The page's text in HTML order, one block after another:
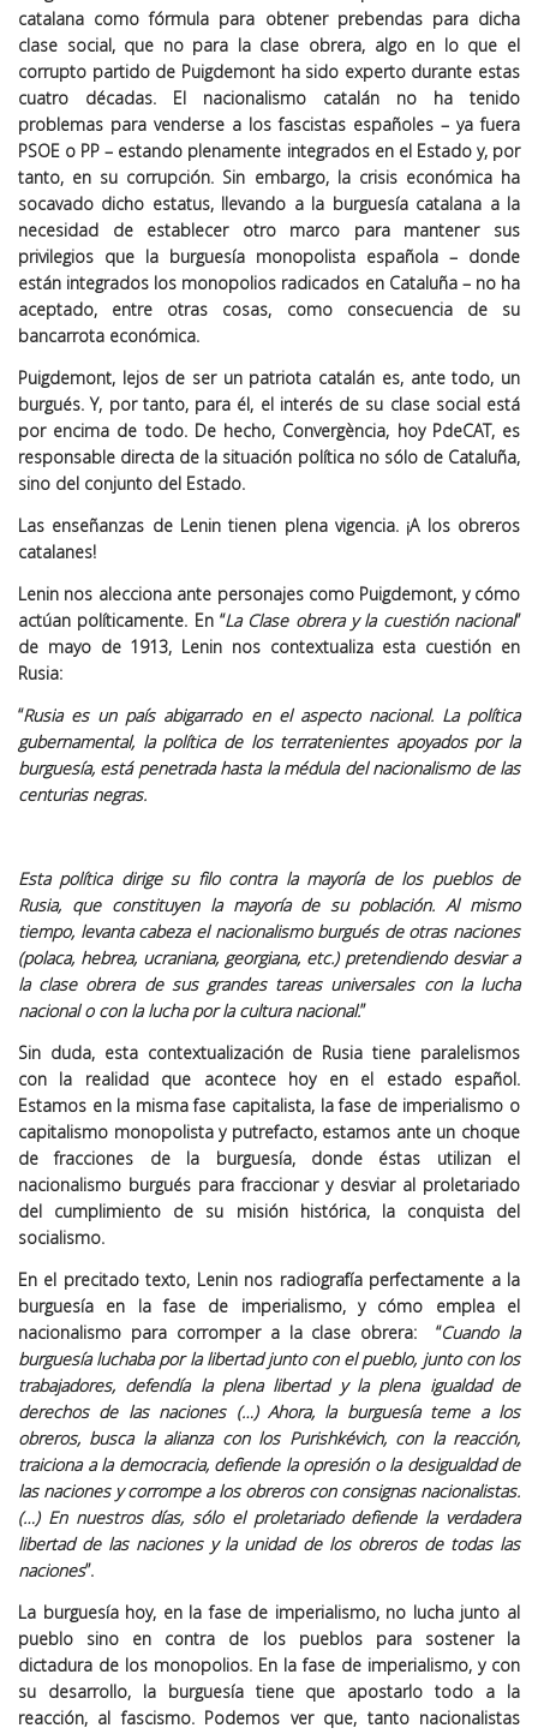
catalana como fórmula para obtener prebendas para dicha
clase social, que no para la clase obrera, algo en lo que el
corrupto partido de Puigdemont ha sido experto durante estas
cuatro décadas. El nacionalismo catalán no ha tenido
problemas para venderse a los fascistas españoles – ya fuera
PSOE o PP – estando plenamente integrados en el Estado y, por
tanto, en su corrupción. Sin embargo, la crisis económica ha
socavado dicho estatus, llevando a la burguesía catalana a la
necesidad de establecer otro marco para mantener sus
privilegios que la burguesía monopolista española – donde
están integrados los monopolios radicados en Cataluña – no ha
aceptado, entre otras cosas, como consecuencia de su
bancarrota económica.
Puigdemont, lejos de ser un patriota catalán es, ante todo, un
burgués. Y, por tanto, para él, el interés de su clase social está
por encima de todo. De hecho, Convergència, hoy PdeCAT, es
responsable directa de la situación política no sólo de Cataluña,
sino del conjunto del Estado.
Las enseñanzas de Lenin tienen plena vigencia. ¡A los obreros
catalanes!
Lenin nos alecciona ante personajes como Puigdemont, y cómo
actúan políticamente. En “La Clase obrera y la cuestión nacional”
de mayo de 1913, Lenin nos contextualiza esta cuestión en
Rusia:
“Rusia es un país abigarrado en el aspecto nacional. La política
gubernamental, la política de los terratenientes apoyados por la
burguesía, está penetrada hasta la médula del nacionalismo de las
centurias negras.
Esta política dirige su filo contra la mayoría de los pueblos de
Rusia, que constituyen la mayoría de su población. Al mismo
tiempo, levanta cabeza el nacionalismo burgués de otras naciones
(polaca, hebrea, ucraniana, georgiana, etc.) pretendiendo desviar a
la clase obrera de sus grandes tareas universales con la lucha
nacional o con la lucha por la cultura nacional.”
Sin duda, esta contextualización de Rusia tiene paralelismos
con la realidad que acontece hoy en el estado español.
Estamos en la misma fase capitalista, la fase de imperialismo o
capitalismo monopolista y putrefacto, estamos ante un choque
de fracciones de la burguesía, donde éstas utilizan el
nacionalismo burgués para fraccionar y desviar al proletariado
del cumplimiento de su misión histórica, la conquista del
socialismo.
En el precitado texto, Lenin nos radiografía perfectamente a la
burguesía en la fase de imperialismo, y cómo emplea el
nacionalismo para corromper a la clase obrera: “Cuando la
burguesía luchaba por la libertad junto con el pueblo, junto con los
trabajadores, defendía la plena libertad y la plena igualdad de
derechos de las naciones (…) Ahora, la burguesía teme a los
obreros, busca la alianza con los Purishkévich, con la reacción,
traiciona a la democracia, defiende la opresión o la desigualdad de
las naciones y corrompe a los obreros con consignas nacionalistas.
(…) En nuestros días, sólo el proletariado defiende la verdadera
libertad de las naciones y la unidad de los obreros de todas las
naciones”.
La burguesía hoy, en la fase de imperialismo, no lucha junto al
pueblo sino en contra de los pueblos para sostener la
dictadura de los monopolios. En la fase de imperialismo, y con
su desarrollo, la burguesía tiene que apostarlo todo a la
reacción, al fascismo. Podemos ver que, tanto nacionalistas